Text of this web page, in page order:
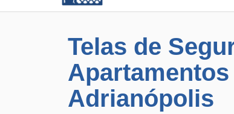
Telas de
Apartamentos
Adrianópolis